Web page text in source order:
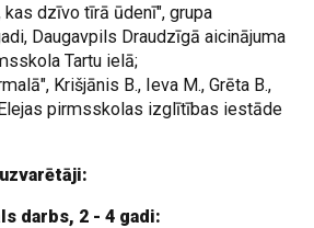
dzīvo tīrā ūdenī", grupa
Daugavpils Draudzīgā aicinājuma
Tartu ielā;
Krišjānis B., Ieva M., Grēta B.,
pirmsskolas izglītības iestāde
darbs, 2 - 4 gadi: